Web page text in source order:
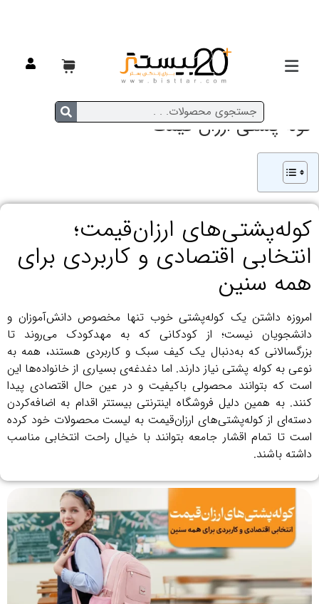
کوله پشتی ارزان قیمت
کوله‌پشتی‌های ارزان‌قیمت؛
انتخابی اقتصادی و کاربردی برای
همه سنین
امروزه داشتن یک کوله‌پشتی خوب تنها مخصوص دانش‌آموزان و
دانشجویان نیست؛ از کودکانی که به مهدکودک می‌روند تا
بزرگسالانی که به‌دنبال یک کیف سبک و کاربردی هستند، همه به
نوعی به کوله پشتی نیاز دارند. اما دغدغه‌ی بسیاری از خانواده‌ها این
است که بتوانند محصولی باکیفیت و در عین حال اقتصادی پیدا
کنند. به همین دلیل فروشگاه اینترنتی بیستتر اقدام به اضافه‌کردن
دسته‌ای از کوله‌پشتی‌های ارزان‌قیمت به لیست محصولات خود کرده
است تا تمام اقشار جامعه بتوانند با خیال راحت انتخابی مناسب
داشته باشند.